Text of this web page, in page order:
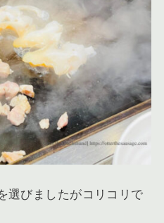
選びましたがコリコリで